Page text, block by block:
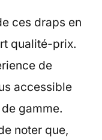
ces draps en
qualité-prix.
de
accessible
gamme.
noter que,